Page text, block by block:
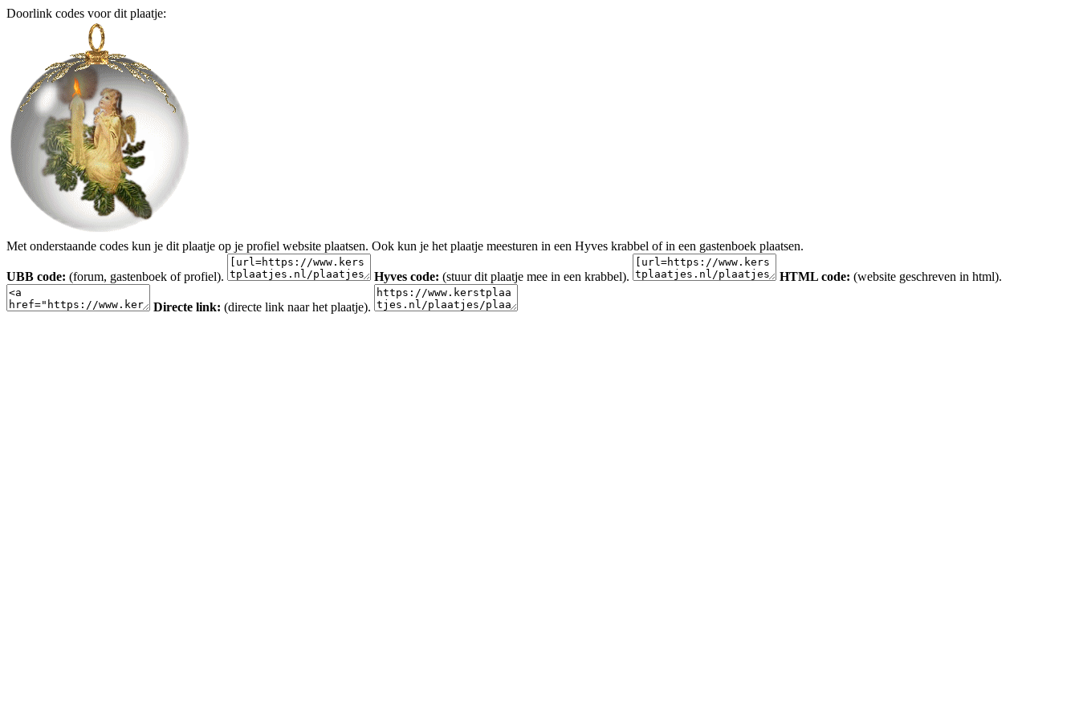
Doorlink codes voor dit plaatje:
Met onderstaande codes kun je dit plaatje op je profiel website plaatsen. Ook kun je het plaatje meesturen in een Hyves krabbel of in een gastenboek plaatsen.
UBB code: (forum, gastenboek of profiel). Hyves code: (stuur dit plaatje mee in een krabbel). HTML code: (website geschreven in html).
Directe link: (directe link naar het plaatje).